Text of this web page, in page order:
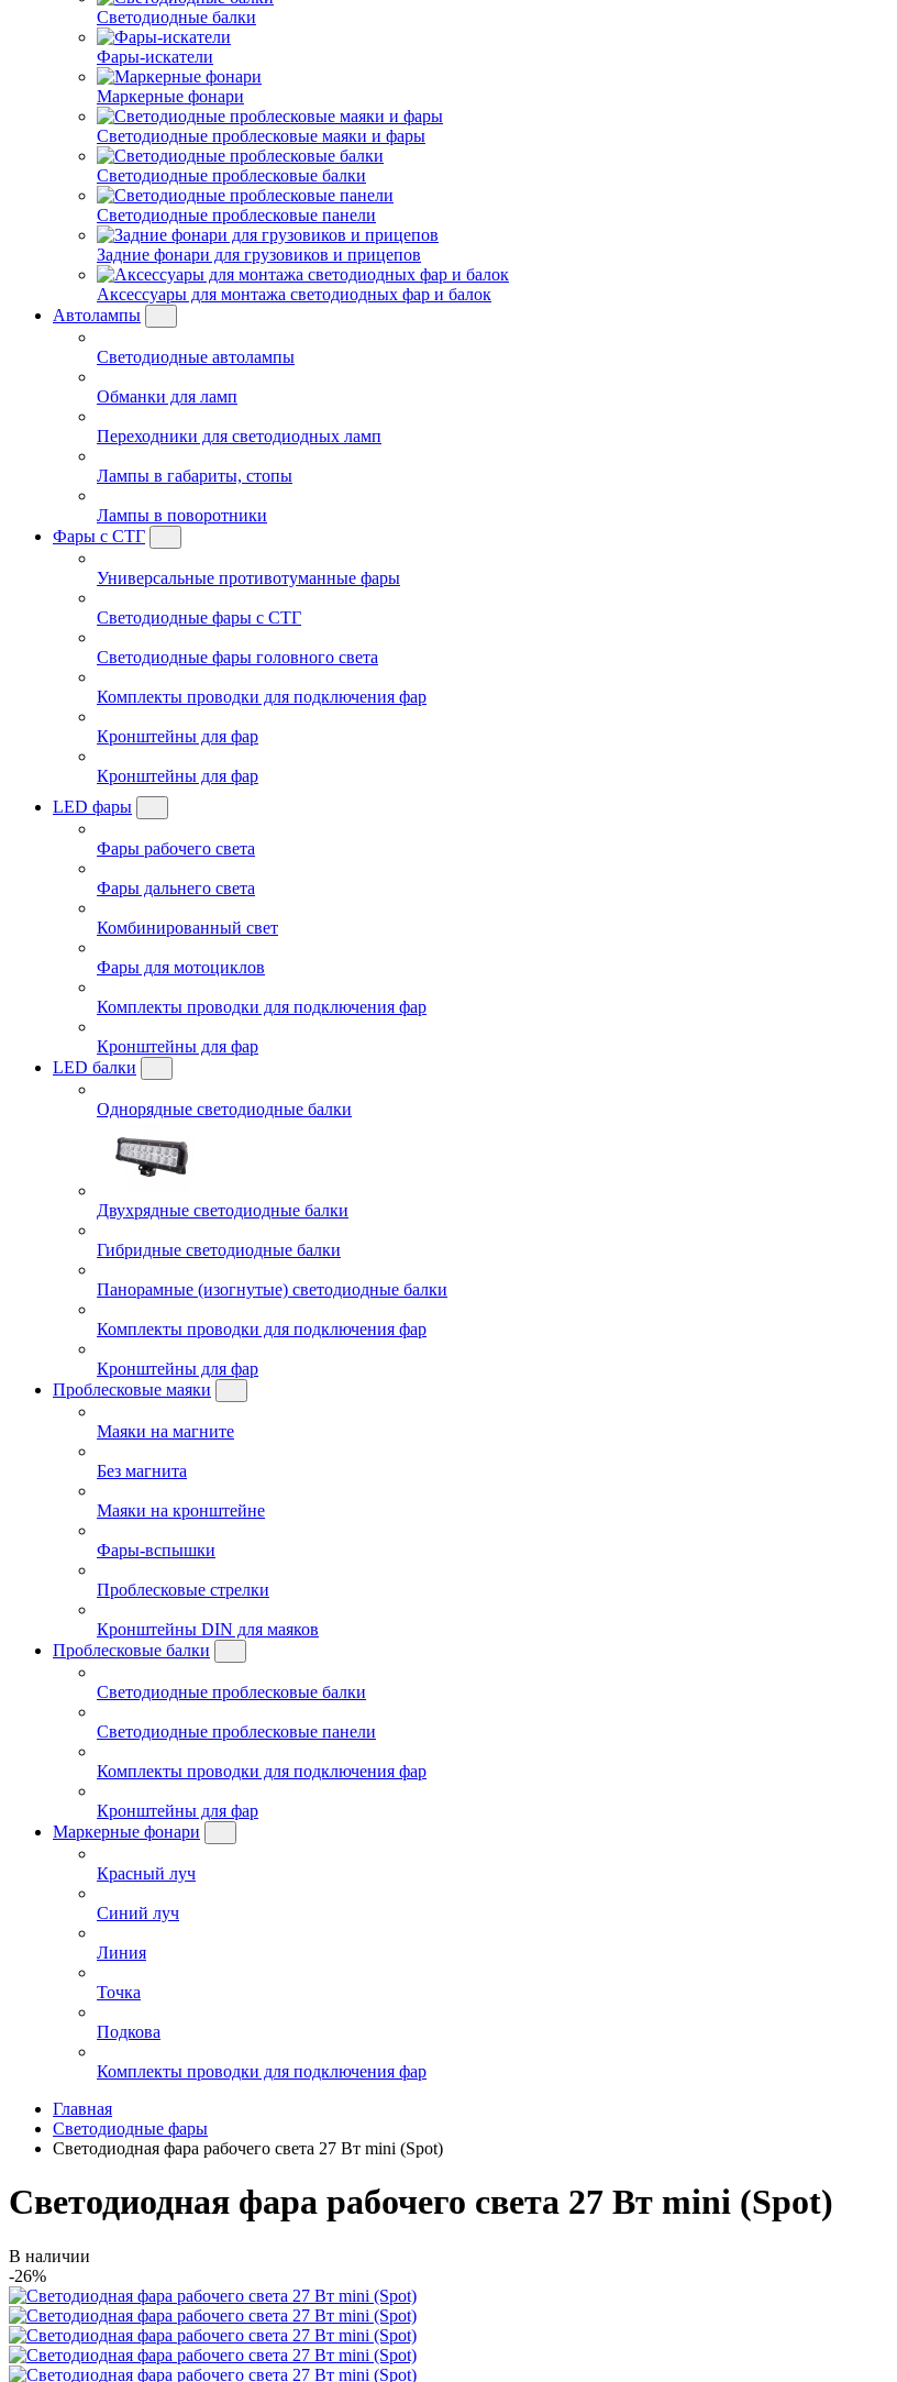
Светодиодные балки
Фары-искатели
Маркерные фонари
Светодиодные проблесковые маяки и фары
Светодиодные проблесковые балки
Светодиодные проблесковые панели
Задние фонари для грузовиков и прицепов
Аксессуары для монтажа светодиодных фар и балок
Автолампы
Светодиодные автолампы
Обманки для ламп
Переходники для светодиодных ламп
Лампы в габариты, стопы
Лампы в поворотники
Фары с СТГ
Универсальные противотуманные фары
Светодиодные фары с СТГ
Светодиодные фары головного света
Комплекты проводки для подключения фар
Кронштейны для фар
Кронштейны для фар
LED фары
Фары рабочего света
Фары дальнего света
Комбинированный свет
Фары для мотоциклов
Комплекты проводки для подключения фар
Кронштейны для фар
LED балки
Однорядные светодиодные балки
Двухрядные светодиодные балки
Гибридные светодиодные балки
Панорамные (изогнутые) светодиодные балки
Комплекты проводки для подключения фар
Кронштейны для фар
Проблесковые маяки
Маяки на магните
Без магнита
Маяки на кронштейне
Фары-вспышки
Проблесковые стрелки
Кронштейны DIN для маяков
Проблесковые балки
Светодиодные проблесковые балки
Светодиодные проблесковые панели
Комплекты проводки для подключения фар
Кронштейны для фар
Маркерные фонари
Красный луч
Синий луч
Линия
Точка
Подкова
Комплекты проводки для подключения фар
Главная
Светодиодные фары
Светодиодная фара рабочего света 27 Вт mini (Spot)
Светодиодная фара рабочего света 27 Вт mini (Spot)
В наличии
-26%